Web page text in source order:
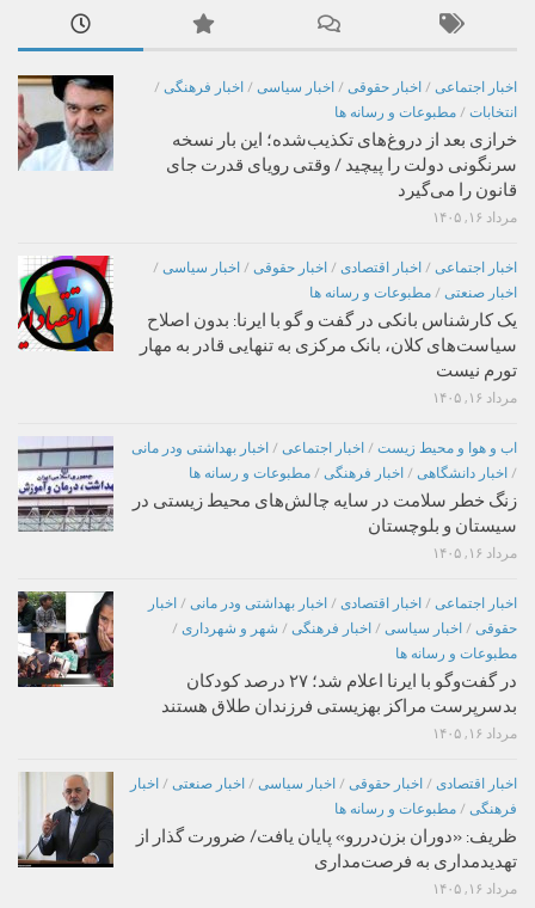
اخبار اجتماعی / اخبار حقوقی / اخبار سیاسی / اخبار فرهنگی /
انتخابات / مطبوعات و رسانه ها
خرازی بعد از دروغ‌های تکذیب‌شده؛ این بار نسخه
سرنگونی دولت را پیچید / وقتی رویای قدرت جای
قانون را می‌گیرد
مرداد ۱۶, ۱۴۰۵
اخبار اجتماعی / اخبار اقتصادی / اخبار حقوقی / اخبار سیاسی /
اخبار صنعتی / مطبوعات و رسانه ها
یک کارشناس بانکی در گفت و گو با ایرنا: بدون اصلاح
سیاست‌های کلان، بانک مرکزی به تنهایی قادر به مهار
تورم نیست
مرداد ۱۶, ۱۴۰۵
اب و هوا و محیط زیست / اخبار اجتماعی / اخبار بهداشتی ودر مانی
/ اخبار دانشگاهی / اخبار فرهنگی / مطبوعات و رسانه ها
زنگ خطر سلامت در سایه چالش‌های محیط زیستی در
سیستان و بلوچستان
مرداد ۱۶, ۱۴۰۵
اخبار اجتماعی / اخبار اقتصادی / اخبار بهداشتی ودر مانی / اخبار
حقوقی / اخبار سیاسی / اخبار فرهنگی / شهر و شهرداری /
مطبوعات و رسانه ها
در گفت‌وگو با ایرنا اعلام شد؛ ۲۷ درصد کودکان
بدسرپرست مراکز بهزیستی فرزندان طلاق هستند
مرداد ۱۶, ۱۴۰۵
اخبار اقتصادی / اخبار حقوقی / اخبار سیاسی / اخبار صنعتی / اخبار
فرهنگی / مطبوعات و رسانه ها
ظریف: «دوران بزن‌دررو» پایان یافت/ ضرورت گذار از
تهدیدمداری به فرصت‌مداری
مرداد ۱۶, ۱۴۰۵